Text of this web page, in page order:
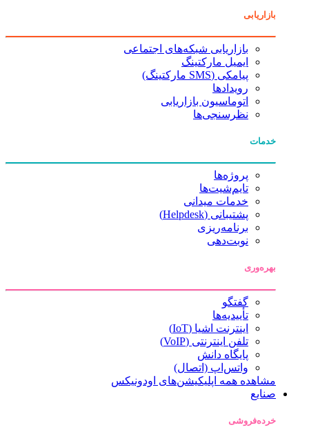
بازاریابی
بازاریابی شبکه‌های اجتماعی
ایمیل مارکتینگ
پیامکی (SMS مارکتینگ)
رویدادها
اتوماسیون بازاریابی
نظرسنجی‌ها
خدمات
پروژه‌ها
تایم‌شیت‌ها
خدمات میدانی
پشتیبانی (Helpdesk)
برنامه‌ریزی
نوبت‌دهی
بهره‌وری
گفتگو
تأییدیه‌ها
اینترنت اشیا (IoT)
تلفن اینترنتی (VoIP)
پایگاه دانش
واتس‌اپ (اتصال)
مشاهده همه اپلیکیشن‌های اودونیکس
صنایع
خرده‌فروشی